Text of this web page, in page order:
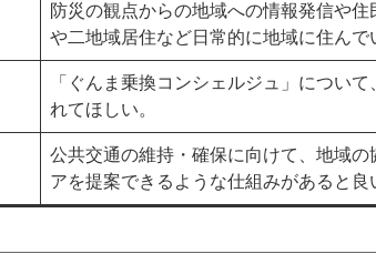
防災の観点からの地域への情報発信や
や二地域居住など日常的に地域に住んで
「ぐんま乗換コンシェルジュ」につい
れてほしい。
公共交通の維持・確保に向けて、地域
アを提案できるような仕組みがあると良